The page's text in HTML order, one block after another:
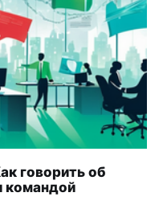
говорить об
командой